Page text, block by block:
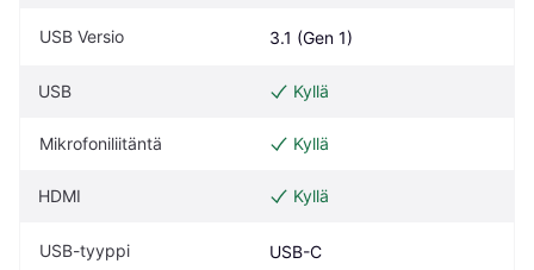
USB Versio 3.1 (Gen 1)
USB Kyllä
Mikrofoniliitäntä Kyllä
HDMI Kyllä
USB-tyyppi USB-C